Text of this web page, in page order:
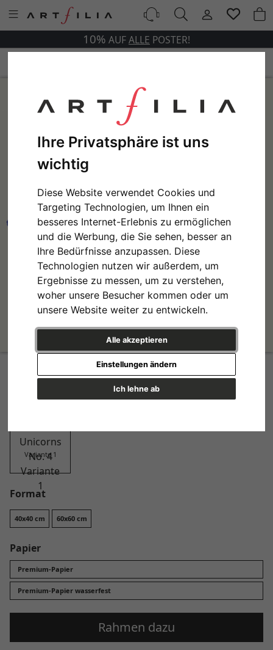
Ihre Privatsphäre ist uns
wichtig
Diese Website verwendet Cookies und
Targeting Technologien, um Ihnen ein
besseres Internet-Erlebnis zu ermöglichen
und die Werbung, die Sie sehen, besser an
Ihre Bedürfnisse anzupassen. Diese
Technologien nutzen wir außerdem, um
Ergebnisse zu messen, um zu verstehen,
woher unsere Besucher kommen oder um
unsere Website weiter zu entwickeln.
Alle akzeptieren
Ich lehne ab
Einstellungen ändern
10% AUFALLE POSTER!
Design
Variante 1
Format
40x40 cm 60x60 cm
Papier
Premium-Papier
Premium-Papier wasserfest
Rahmen dazu